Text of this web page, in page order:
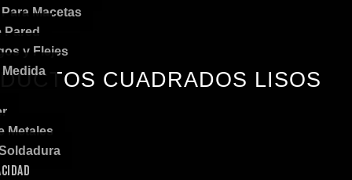
Macetas
Pared
y Flejes
Metales
CUADRADOS LISOS